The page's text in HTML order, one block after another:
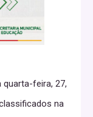
feira, 27,
na